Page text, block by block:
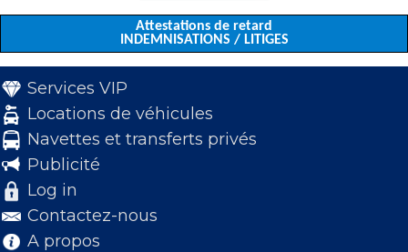
Attestations de retard
INDEMNISATIONS / LITIGES
Services VIP
Locations de véhicules
Navettes et transferts privés
Publicité
Log in
Contactez-nous
A propos